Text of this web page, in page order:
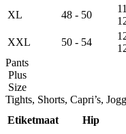
XL 48 - 50
XXL 50 - 54
Pants
Plus
Size
Tights, Shorts, Capri’s,
Etiketmaat
Hip